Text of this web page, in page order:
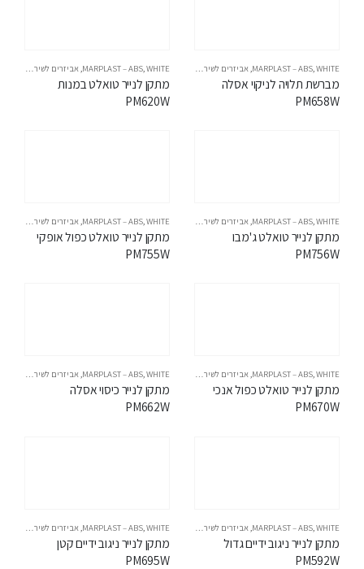
MARPLAST – ABS WHITE אביזרים לשירותים
מברשת תלויה לניקוי אסלה
PM658W
MARPLAST – ABS WHITE אביזרים לשירותים
מתקן לנייר טואלט במנות
PM620W
MARPLAST – ABS,WHITE
,אביזרים לשירותים
מתקן לנייר טואלט ג'מבו
PM756W
MARPLAST – ABS,WHITE
,אביזרים לשירותים
מתקן לנייר טואלט כפול אופקי
PM755W
MARPLAST – ABS,WHITE
,אביזרים לשירותים
מתקן לנייר טואלט כפול אנכי
PM670W
MARPLAST – ABS,WHITE
,אביזרים לשירותים
מתקן לנייר כיסוי אסלה
PM662W
MARPLAST – ABS WHITE אביזרים לשירותים
מתקן לנייר ניגוב ידיים גדול
PM592W
MARPLAST – ABS WHITE אביזרים לשירותים
מתקן לנייר ניגוב ידיים קטן
PM695W